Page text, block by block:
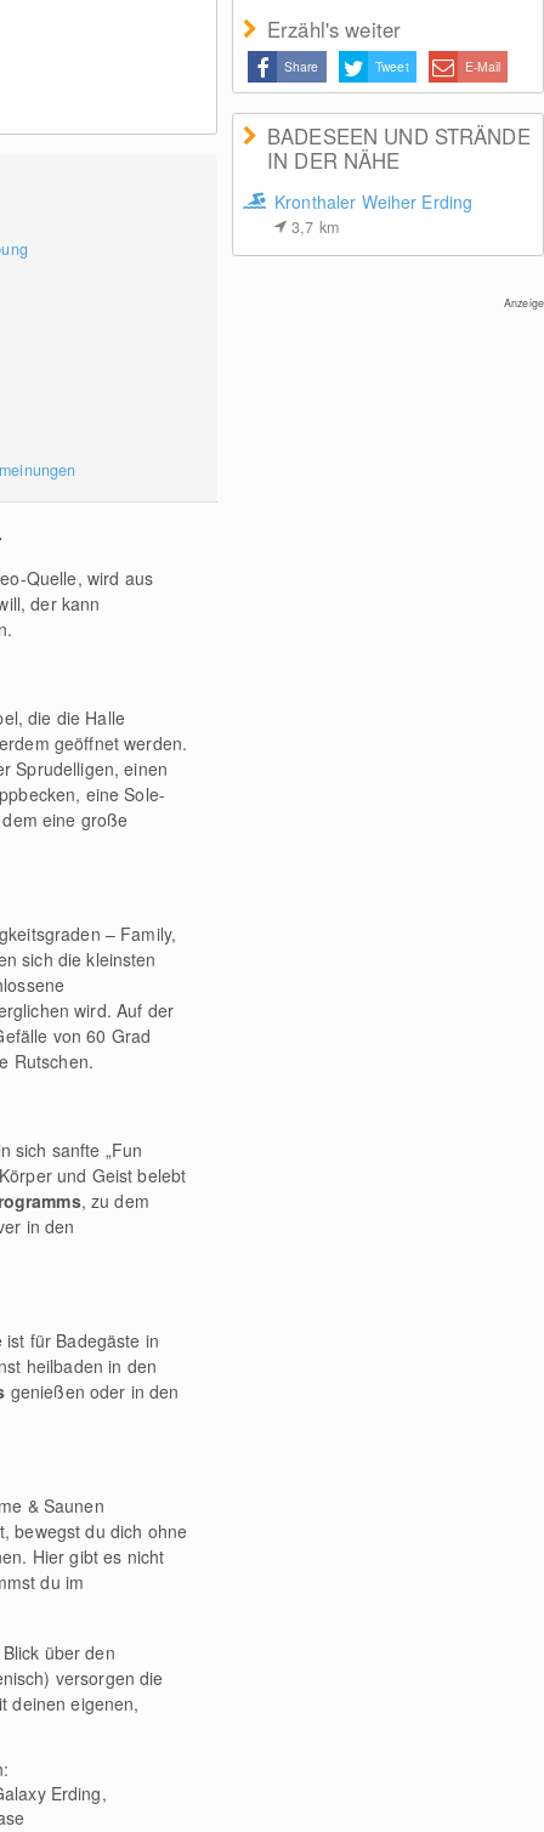
Erzähl's weiter
Share Tweet E-Mail
BADESEEN UND STRÄNDE
IN DER NÄHE
Kronthaler Weiher Erding
3,7 km
Anzeige
Quelle, wird aus
der kann
die die Halle
geöffnet werden.
Sprudelligen, einen
eine Sole-
eine große
– Family,
sich die kleinsten
wird. Auf der
von 60 Grad
Rutschen.
sich sanfte „Fun
und Geist belebt
, zu dem
in den
ist für Badegäste in
heilbaden in den
genießen oder in den
& Saunen
bewegst du dich ohne
Hier gibt es nicht
du im
über den
versorgen die
deinen eigenen,
Erding,